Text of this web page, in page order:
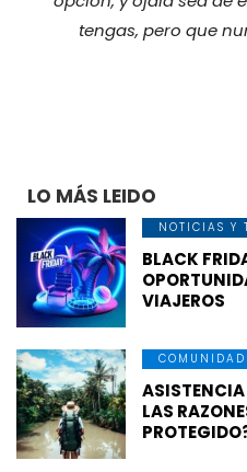
tengas, pero que
LO MÁS LEIDO
NOTICIAS Y
BLACK
VIAJEROS
LAS